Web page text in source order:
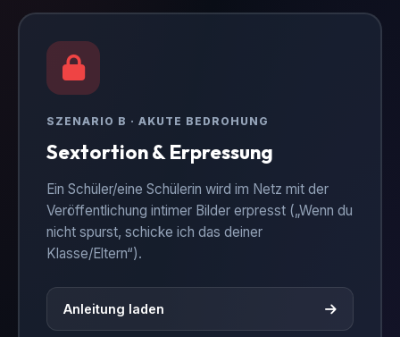
SZENARIO B · AKUTE BEDROHUNG
Sextortion & Erpressung
Ein Schüler/eine Schülerin wird im Netz mit der
Veröffentlichung intimer Bilder erpresst („Wenn du
nicht spurst, schicke ich das deiner
Klasse/Eltern“).
Anleitung laden